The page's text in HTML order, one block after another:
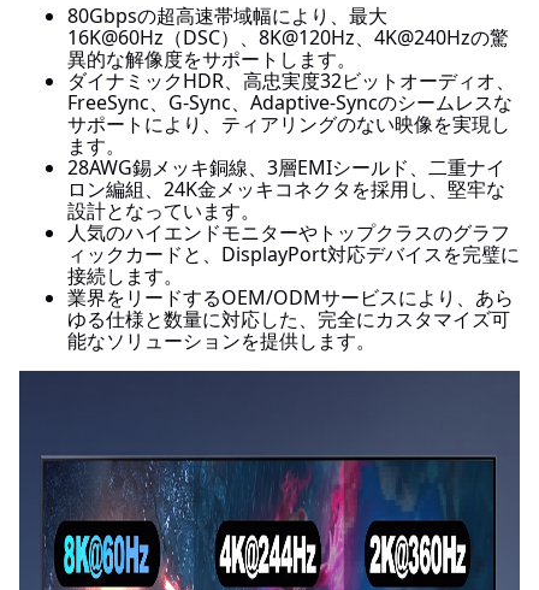
80Gbpsの超高速帯域幅により、最大
16K@60Hz（DSC）、8K@120Hz、4K@240Hzの驚
異的な解像度をサポートします。
ダイナミックHDR、高忠実度32ビットオーディオ、
FreeSync、G-Sync、Adaptive-Syncのシームレスな
サポートにより、ティアリングのない映像を実現し
ます。
28AWG錫メッキ銅線、3層EMIシールド、二重ナイ
ロン編組、24K金メッキコネクタを採用し、堅牢な
設計となっています。
人気のハイエンドモニターやトップクラスのグラフ
ィックカードと、DisplayPort対応デバイスを完璧に
接続します。
業界をリードするOEM/ODMサービスにより、あら
ゆる仕様と数量に対応した、完全にカスタマイズ可
能なソリューションを提供します。